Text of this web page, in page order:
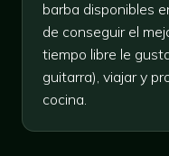
barba disponibles
de conseguir el
tiempo libre le
guitarra), viajar y
cocina.